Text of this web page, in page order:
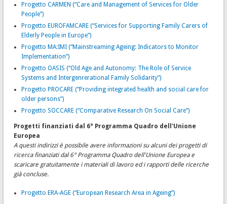
Progetto CARMEN (“Care and Management of Services for Older
People”)
Progetto EUROFAMCARE (“Services for Supporting Family Carers of
Elderly People in Europe”)
Progetto MA:IMI (“Mainstreaming Ageing: Indicators to Monitor
Implementation”)
Progetto OASIS (“Old Age and Autonomy: The Role of Service
Systems and Intergenrerational Family Solidarity”)
Progetto PROCARE (“Providing integrated health and social care for
older persons”)
Progetto SOCCARE (“Comparative Research On Social Care”)
Progetti finanziati dal 6° Programma Quadro dell'Unione
Europea
A questi indirizzi è possibile avere informazioni su alcuni dei progetti di
ricerca finanziati dal 6° Programma Quadro dell'Unione Europea e
scaricare gratuitamente i materiali di lavoro ed i rapporti delle ricerche
già concluse.
Progetto ERA-AGE (“European Research Area in Ageing”)